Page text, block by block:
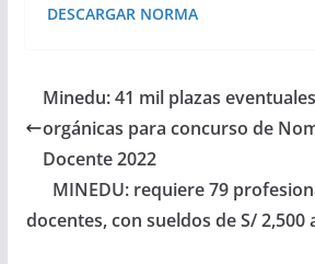
DESCARGAR NORMA
Minedu: 41 mil plazas
orgánicas para concurso de
Docente 2022
MINEDU: requiere 79
docentes, con sueldos de S/ 2,500